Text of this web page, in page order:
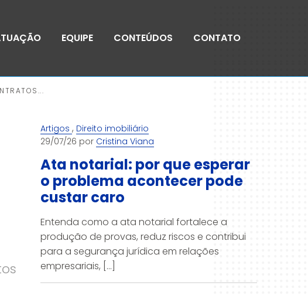
EQUIPE CONTEÚDOS CONTATO
Artigos , Direito imobiliário
29/07/26 por Cristina Viana
Ata notarial: por que esperar
o problema acontecer pode
custar caro
Entenda como a ata notarial fortalece a
produção de provas, reduz riscos e contribui
para a segurança jurídica em relações
empresariais, [...]